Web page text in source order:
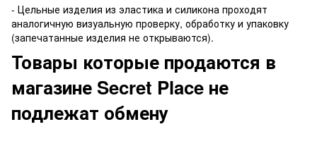
- Цельные изделия из эластика и силикона проходят
аналогичную визуальную проверку, обработку и упаковку
(запечатанные изделия не открываются).
Товары которые продаются в
магазине Secret Place не
подлежат обмену